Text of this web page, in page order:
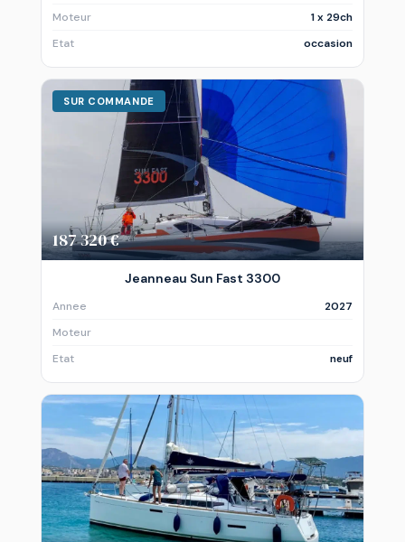
Moteur
1 x 29ch
Etat
occasion
SUR COMMANDE
187 320 €
Jeanneau Sun Fast 3300
Annee
2027
Moteur
Etat
neuf